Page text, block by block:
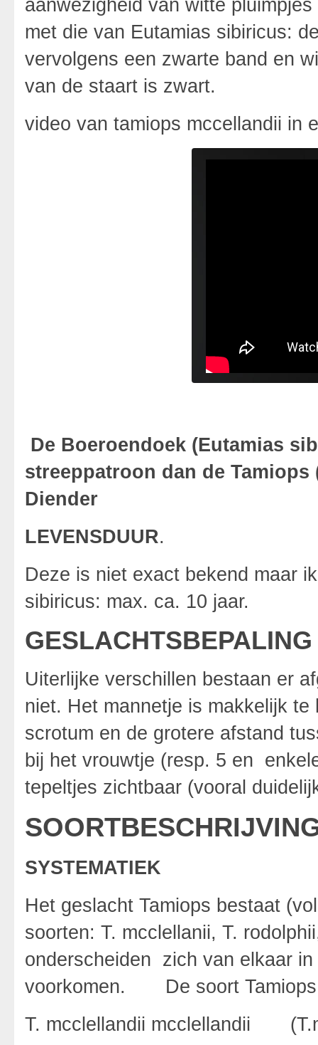
aanwezigheid van witte
met die van Eutamias sibiricus:
vervolgens een zwarte band en
van de staart is zwart.
video van tamiops mccellandii in
De Boeroendoek (Eutamias
streeppatroon dan de
Diender
LEVENSDUUR.
Deze is niet exact bekend maar
sibiricus: max. ca. 10 jaar.
GESLACHTSBEPALING
Uiterlijke verschillen bestaan er
niet. Het mannetje is makkelijk
scrotum en de grotere afstand
bij het vrouwtje (resp. 5 en
tepeltjes zichtbaar (vooral
SYSTEMATIEK
Het geslacht Tamiops bestaat
soorten: T. mcclellanii, T.
onderscheiden zich van elkaar
voorkomen. De soort Tamiops
T. mcclellandii mcclellandii